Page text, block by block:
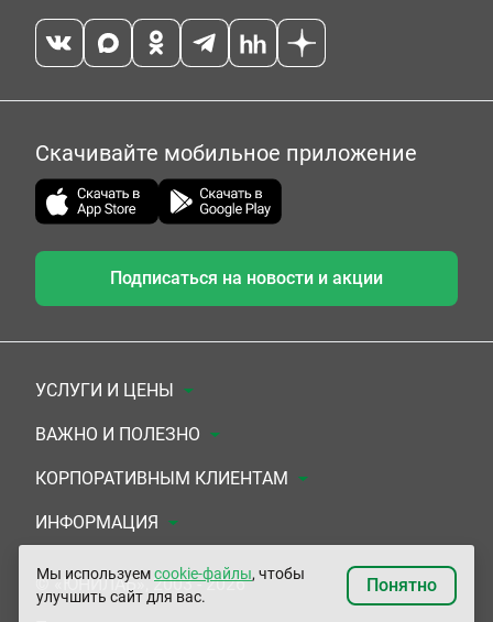
Скачивайте мобильное приложение
Подписаться на новости и акции
УСЛУГИ И ЦЕНЫ
Анализы
Комплексы
УЗИ
ЭКГ/Холтер/СМАД
Приемы врачей
ВАЖНО И ПОЛЕЗНО
Документы для заключения договора
Система скидок
Подарочные сертификаты
Сертификаты на комплексные программы
КОРПОРАТИВНЫМ КЛИЕНТАМ
Медицинским организациям
Прочим организациям
ИНФОРМАЦИЯ
О Компании
Контакты
© «ЮНИЛАБ», 2003 - 2026
Мы используемcookie-файлы, чтобы
улучшить сайт для вас.
Понятно